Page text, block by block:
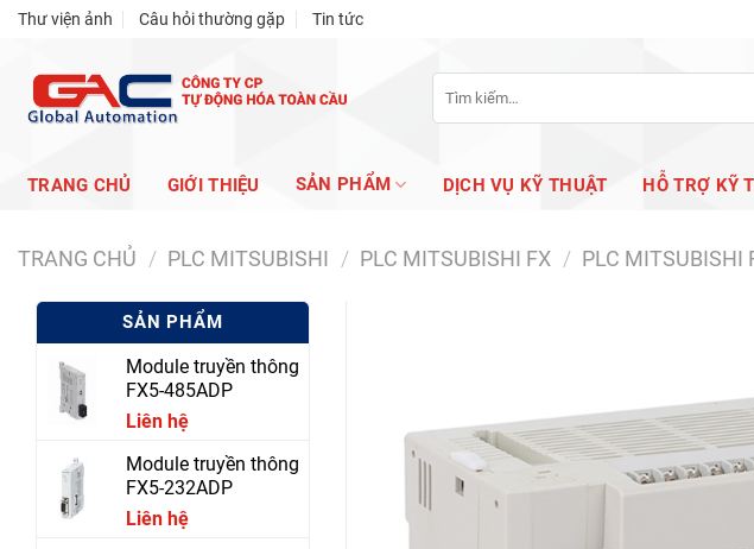
Skip
content
Thư viện ảnh Câu hỏi thường gặp Tin tức
Tìm
kiếm:
TRANG CHỦ GIỚI THIỆU SẢN PHẨM DỊCH VỤ KỸ THUẬT HỖ TRỢ KỸ
TRANG CHỦ / PLC MITSUBISHI / PLC MITSUBISHI FX / PLC MITSUBISHI
SẢN PHẨM
Module truyền thông
FX5-485ADP
Liên hệ
Module truyền thông
FX5-232ADP
Liên hệ